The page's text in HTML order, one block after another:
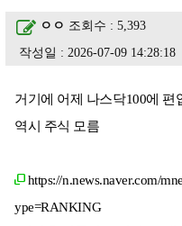
ㅇㅇ 조회수 : 5,393
작성일 : 2026-07-09 14:28:18
거기에 어제 나스닥100에 편
역시 주식 모름
https://n.news.naver.com/
ype=RANKING